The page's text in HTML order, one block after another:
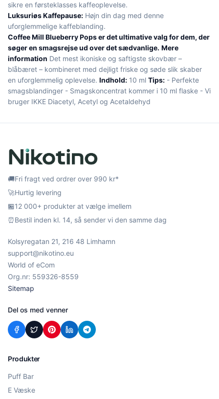
sikre en førsteklasses kaffeoplevelse.
Luksuriøs Kaffepause: Højn din dag med denne
uforglemmelige kaffeblanding.
Coffee Mill Blueberry Pops er det ultimative valg for dem, der
søger en smagsrejse ud over det sædvanlige. Mere
information Det mest ikoniske og saftigste skovbær –
blåbæret – kombineret med dejligt friske og søde slik skaber
en uforglemmelig oplevelse. Indhold: 10 ml Tips: - Perfekte
smagsblandinger - Smagskoncentrat kommer i 10 ml flaske - Vi
bruger IKKE Diacetyl, Acetyl og Acetaldehyd
🚚Fri fragt ved ordrer over 990 kr*
🚀Hurtig levering
🏪12 000+ produkter at vælge imellem
⏰Bestil inden kl. 14, så sender vi den samme dag
Kolsyregatan 21, 216 48 Limhamn
support@nikotino.eu
World of eCom
Org.nr: 559326-8559
Sitemap
Del os med venner
Produkter
Puff Bar
E Væske